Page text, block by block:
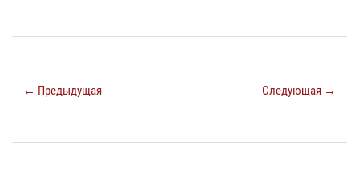
← Предыдущая Следующая →